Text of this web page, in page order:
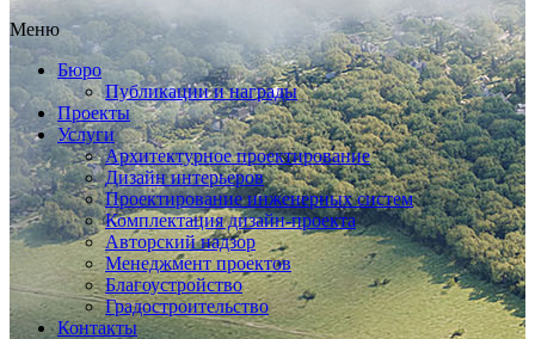
Меню
Бюро
Публикации и награды
Проекты
Услуги
Архитектурное проектирование
Дизайн интерьеров
Проектирование инженерных систем
Комплектация дизайн-проекта
Авторский надзор
Менеджмент проектов
Благоустройство
Градостроительство
Контакты